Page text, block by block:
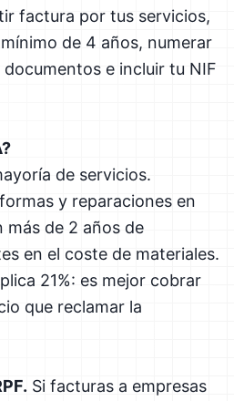
factura por tus servicios,
de 4 años, numerar
e incluir tu NIF
de servicios.
y reparaciones en
más de 2 años de
en el coste de materiales.
21%: es mejor cobrar
que reclamar la
Si facturas a empresas